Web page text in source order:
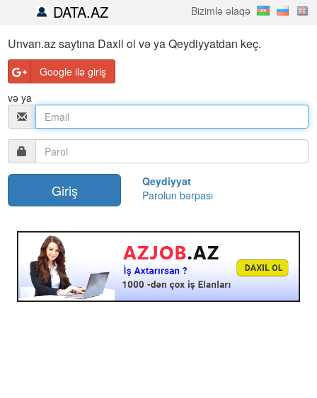
DATA.AZ Bizimlə əlaqə
Unvan.az saytına Daxil ol və ya Qeydiyyatdan keç.
Google ilə giriş
və ya
Qeydiyyat
Parolun bərpası